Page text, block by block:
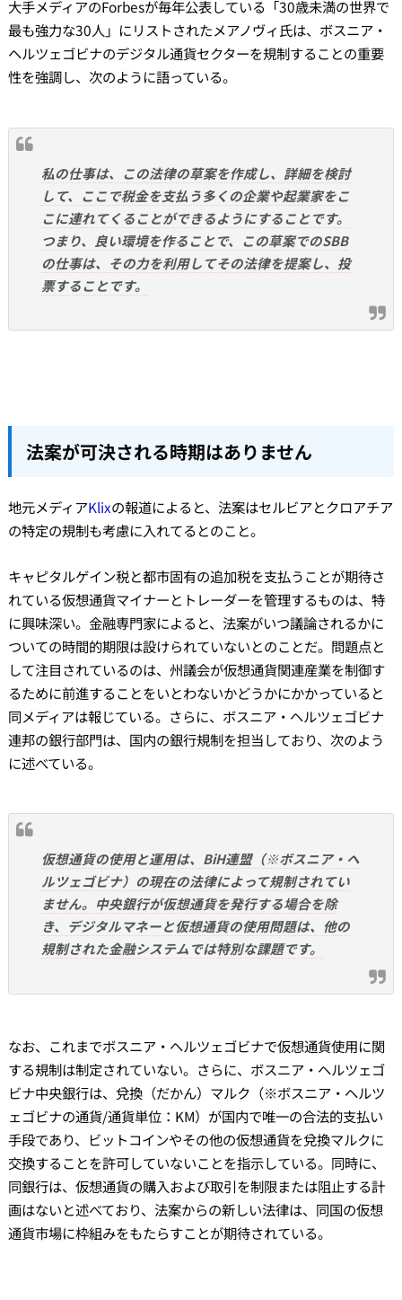
大手メディアのForbesが毎年公表している「30歳未満の世界で
最も強力な30人」にリストされたメアノヴィ氏は、ボスニア・
ヘルツェゴビナのデジタル通貨セクターを規制することの重要
性を強調し、次のように語っている。
私の仕事は、この法律の草案を作成し、詳細を検討
して、ここで税金を支払う多くの企業や起業家をこ
こに連れてくることができるようにすることです。
つまり、良い環境を作ることで、この草案でのSBB
の仕事は、その力を利用してその法律を提案し、投
票することです。
法案が可決される時期はありません
地元メディアKlixの報道によると、法案はセルビアとクロアチア
の特定の規制も考慮に入れてるとのこと。
キャピタルゲイン税と都市固有の追加税を支払うことが期待さ
れている仮想通貨マイナーとトレーダーを管理するものは、特
に興味深い。金融専門家によると、法案がいつ議論されるかに
ついての時間的期限は設けられていないとのことだ。問題点と
して注目されているのは、州議会が仮想通貨関連産業を制御す
るために前進することをいとわないかどうかにかかっていると
同メディアは報じている。さらに、ボスニア・ヘルツェゴビナ
連邦の銀行部門は、国内の銀行規制を担当しており、次のよう
に述べている。
仮想通貨の使用と運用は、BiH連盟（※ボスニア・ヘ
ルツェゴビナ）の現在の法律によって規制されてい
ません。中央銀行が仮想通貨を発行する場合を除
き、デジタルマネーと仮想通貨の使用問題は、他の
規制された金融システムでは特別な課題です。
なお、これまでボスニア・ヘルツェゴビナで仮想通貨使用に関
する規制は制定されていない。さらに、ボスニア・ヘルツェゴ
ビナ中央銀行は、兌換（だかん）マルク（※ボスニア・ヘルツ
ェゴビナの通貨/通貨単位：KM）が国内で唯一の合法的支払い
手段であり、ビットコインやその他の仮想通貨を兌換マルクに
交換することを許可していないことを指示している。同時に、
同銀行は、仮想通貨の購入および取引を制限または阻止する計
画はないと述べており、法案からの新しい法律は、同国の仮想
通貨市場に枠組みをもたらすことが期待されている。